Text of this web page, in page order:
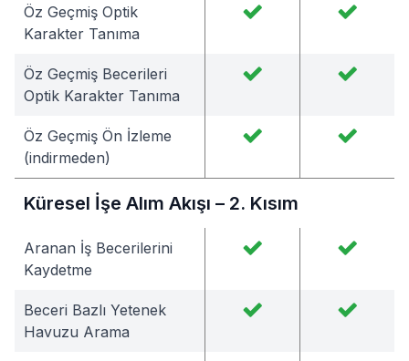
Öz Geçmiş Optik
Karakter Tanıma
Öz Geçmiş Becerileri
Optik Karakter Tanıma
Öz Geçmiş Ön İzleme
(indirmeden)
Küresel İşe Alım Akışı – 2. Kısım
Aranan İş Becerilerini
Kaydetme
Beceri Bazlı Yetenek
Havuzu Arama